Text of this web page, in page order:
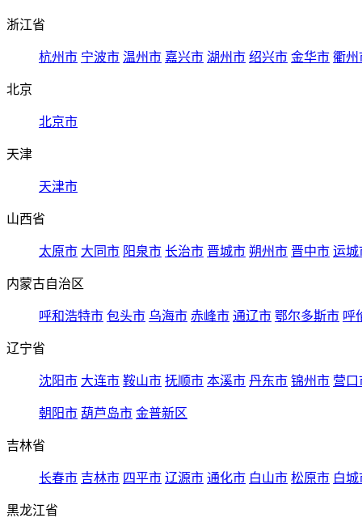
浙江省
杭州市 宁波市 温州市 嘉兴市 湖州市 绍兴市 金华市 衢州
北京
北京市
天津
天津市
山西省
太原市 大同市 阳泉市 长治市 晋城市 朔州市 晋中市 运城
内蒙古自治区
呼和浩特市 包头市 乌海市 赤峰市 通辽市 鄂尔多斯市 呼
辽宁省
沈阳市 大连市 鞍山市 抚顺市 本溪市 丹东市 锦州市 营口
朝阳市 葫芦岛市 金普新区
吉林省
长春市 吉林市 四平市 辽源市 通化市 白山市 松原市 白城
黑龙江省